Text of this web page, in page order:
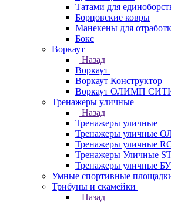
Татами для
Борцовские ковры
Манекены для
Бокс
Воркаут
Назад
Воркаут
Воркаут Конструктор
Воркаут ОЛИМП
Тренажеры уличные
Назад
Тренажеры уличные
Тренажеры уличные
Тренажеры уличные
Тренажеры Уличные
Тренажеры уличные
Умные спортивные
Трибуны и скамейки
Назад